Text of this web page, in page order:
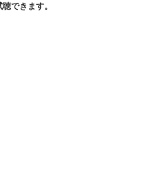
できます。